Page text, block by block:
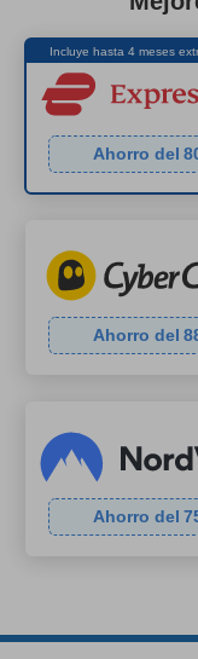
Incluye hasta 4 meses
Ahorro del
Ahorro del
Ahorro del